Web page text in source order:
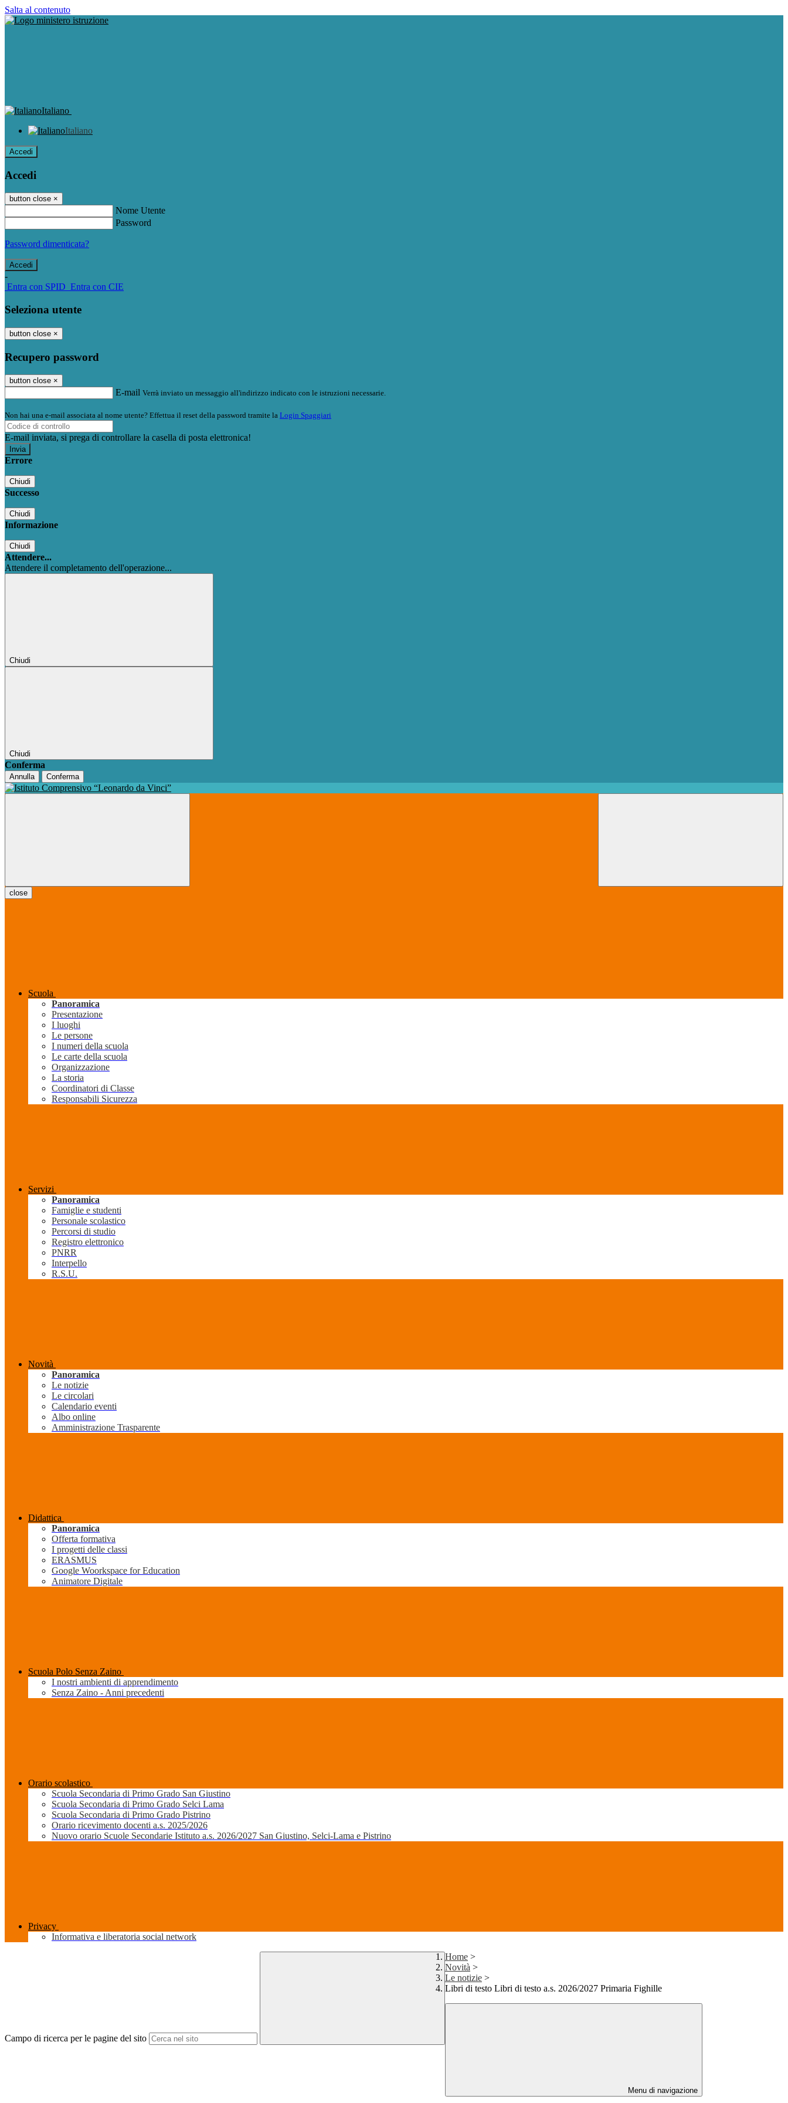
Salta al contenuto
Italiano
Italiano
Accedi
Accedi
button close ×
Nome Utente
Password
Password dimenticata?
-
Entra con SPID Entra con CIE
Seleziona utente
button close ×
Recupero password
button close ×
E-mail Verrà inviato un messaggio all'indirizzo indicato con le istruzioni necessarie.
Non hai una e-mail associata al nome utente? Effettua il reset della password tramite la Login Spaggiari
E-mail inviata, si prega di controllare la casella di posta elettronica!
Errore
Chiudi
Successo
Chiudi
Informazione
Chiudi
Attendere...
Attendere il completamento dell'operazione...
Chiudi
Chiudi
Conferma
Annulla Conferma
close
Scuola
Panoramica
Presentazione
I luoghi
Le persone
I numeri della scuola
Le carte della scuola
Organizzazione
La storia
Coordinatori di Classe
Responsabili Sicurezza
Servizi
Panoramica
Famiglie e studenti
Personale scolastico
Percorsi di studio
Registro elettronico
PNRR
Interpello
R.S.U.
Novità
Panoramica
Le notizie
Le circolari
Calendario eventi
Albo online
Amministrazione Trasparente
Didattica
Panoramica
Offerta formativa
I progetti delle classi
ERASMUS
Google Woorkspace for Education
Animatore Digitale
Scuola Polo Senza Zaino
I nostri ambienti di apprendimento
Senza Zaino - Anni precedenti
Orario scolastico
Scuola Secondaria di Primo Grado San Giustino
Scuola Secondaria di Primo Grado Selci Lama
Scuola Secondaria di Primo Grado Pistrino
Orario ricevimento docenti a.s. 2025/2026
Nuovo orario Scuole Secondarie Istituto a.s. 2026/2027 San Giustino, Selci-Lama e Pistrino
Privacy
Informativa e liberatoria social network
Campo di ricerca per le pagine del sito
Home >
Novità >
Le notizie >
Libri di testo Libri di testo a.s. 2026/2027 Primaria Fighille
Menu di navigazione